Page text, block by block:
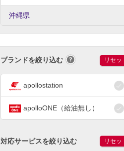
沖縄県
ブランドを絞り込む リセッ
apollostation
apolloONE（給油無し）
対応サービスを絞り込む リセッ